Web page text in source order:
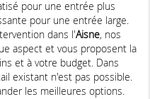
pour une entrée plus
pour une entrée large.
dans l'Aisne, nos
aspect et vous proposent la
et à votre budget. Dans
existant n'est pas possible.
les meilleures options.